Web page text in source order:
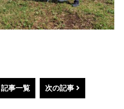
記事一覧 次の記事